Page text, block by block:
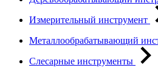
Измерительный инструмент
Металлообрабатывающий
Слесарные инструменты